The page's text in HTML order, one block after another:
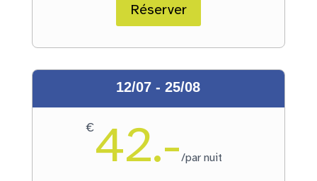
Réserver
12/07 - 25/08
€42.-/par nuit